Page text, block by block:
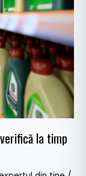
la timp